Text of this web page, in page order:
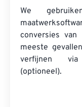
We
conversies
meeste
verfijnen via
(optioneel).